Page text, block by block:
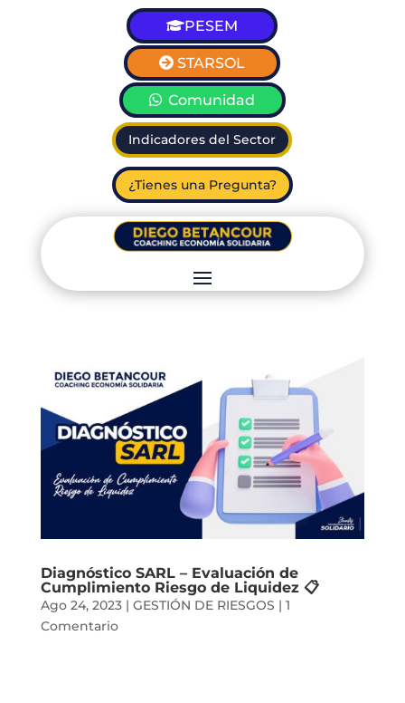
PESEM
STARSOL
Comunidad
Indicadores del Sector
¿Tienes una Pregunta?
Diagnóstico SARL – Evaluación de
Cumplimiento Riesgo de Liquidez 📋
Ago 24, 2023| GESTIÓN DE RIESGOS | 1
Comentario